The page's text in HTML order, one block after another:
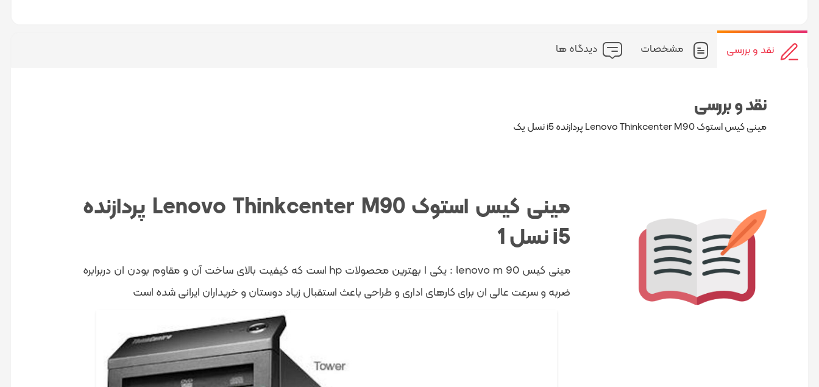
نقد و بررسی مشخصات دیدگاه ها
نقد و بررسی
مینی کیس استوک Lenovo Thinkcenter M90 پردازنده i5 نسل یک
مینی کیس استوک Lenovo Thinkcenter M90 پردازنده
i5 نسل 1
مینی کیس lenovo m 90 : یکی ا بهترین محصولات hp است که کیفیت بالای ساخت آن و مقاوم بودن ان دربرابره
ضربه و سرعت عالی ان برای کارهای اداری و طراحی باعث استقبال زیاد دوستان و خریداران ایرانی شده است